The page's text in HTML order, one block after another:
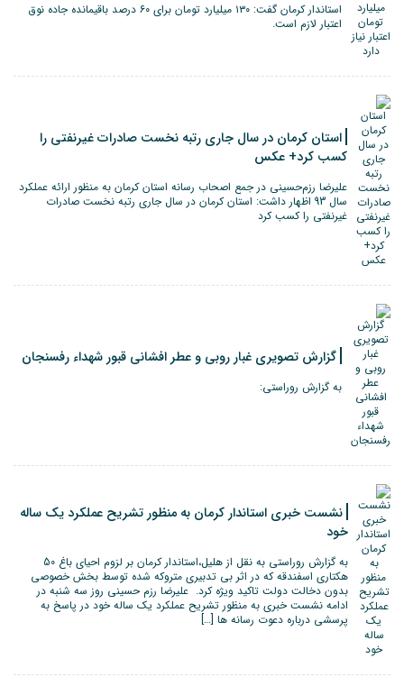
استاندار کرمان گفت: ۱۳۰ میلیارد تومان برای ۶۰ درصد باقیمانده جاده نوق
اعتبار لازم است.
استان کرمان در سال جاری رتبه نخست صادرات غیرنفتی را
کسب کرد+ عکس
علیرضا رزم‌حسینی در جمع اصحاب رسانه استان کرمان به منظور ارائه عملکرد
سال 93 اظهار داشت: استان کرمان در سال جاری رتبه نخست صادرات
غیرنفتی را کسب کرد
گزارش تصویری غبار روبی و عطر افشانی قبور شهداء رفسنجان
به گزارش روراستی:
نشست خبری استاندار کرمان به منظور تشریح عملکرد یک ساله
خود
به گزارش روراستی به نقل از هلیل،استاندار کرمان بر لزوم احیای باغ 50
هکتاری اسفندقه که در اثر بی تدبیری متروکه شده توسط بخش خصوصی
بدون دخالت دولت تاکید ویژه کرد. علیرضا رزم حسینی روز سه شنبه در
ادامه نشست خبری به منظور تشریح عملکرد یک ساله خود در پاسخ به
پرسشی درباره دعوت رسانه ها […]